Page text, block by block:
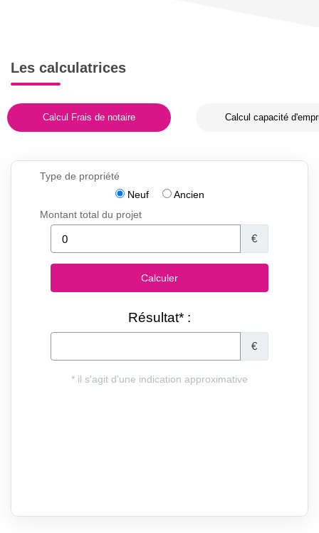
Les calculatrices
Calcul Frais de notaire Calcul capacité